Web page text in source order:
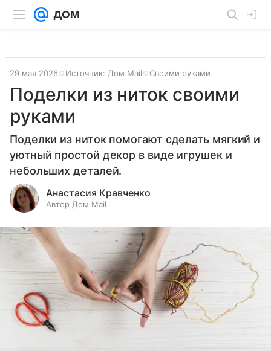
29 мая 2026 Источник: Дом Mail Своими руками
Поделки из ниток своими
руками
Поделки из ниток помогают сделать мягкий и
уютный простой декор в виде игрушек и
небольших деталей.
Анастасия Кравченко
Автор Дом Mail